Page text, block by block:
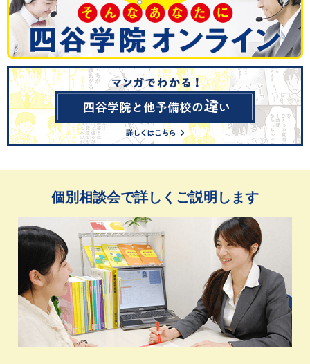
個別相談会で詳しくご説明します